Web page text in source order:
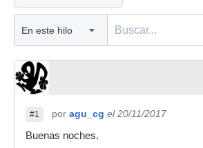
#1 por agu_cg el 20/11/2017
Buenas noches.